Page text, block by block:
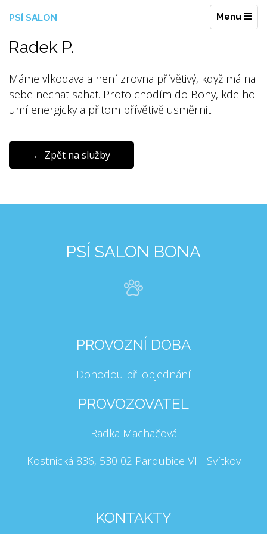
Toggle
Menu
PSÍ SALON
Radek P.
Máme vlkodava a není zrovna přívětivý, když má na
sebe nechat sahat. Proto chodím do Bony, kde ho
umí energicky a přitom přívětivě usměrnit.
← Zpět na služby
PSÍ SALON BONA
PROVOZNÍ DOBA
Dohodou při objednání
PROVOZOVATEL
Radka Machačová
Kostnická 836, 530 02 Pardubice VI - Svítkov
KONTAKTY